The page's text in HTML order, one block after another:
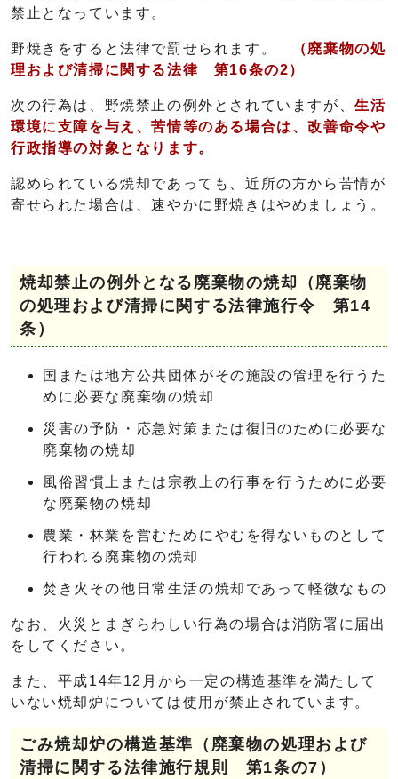
禁止となっています。
野焼きをすると法律で罰せられます。
（廃棄物の処
理および清掃に関する法律 第16条の2）
次の行為は、野焼禁止の例外とされていますが、生活
環境に支障を与え、苦情等のある場合は、改善命令や
行政指導の対象となります。
認められている焼却であっても、近所の方から苦情が
寄せられた場合は、速やかに野焼きはやめましょう。
焼却禁止の例外となる廃棄物の焼却（廃棄物
の処理および清掃に関する法律施行令 第14
条）
国または地方公共団体がその施設の管理を行うた
めに必要な廃棄物の焼却
災害の予防・応急対策または復旧のために必要な
廃棄物の焼却
風俗習慣上または宗教上の行事を行うために必要
な廃棄物の焼却
農業・林業を営むためにやむを得ないものとして
行われる廃棄物の焼却
焚き火その他日常生活の焼却であって軽微なもの
なお、火災とまぎらわしい行為の場合は消防署に届出
をしてください。
また、平成14年12月から一定の構造基準を満たして
いない焼却炉については使用が禁止されています。
ごみ焼却炉の構造基準（廃棄物の処理および
清掃に関する法律施行規則 第1条の7）